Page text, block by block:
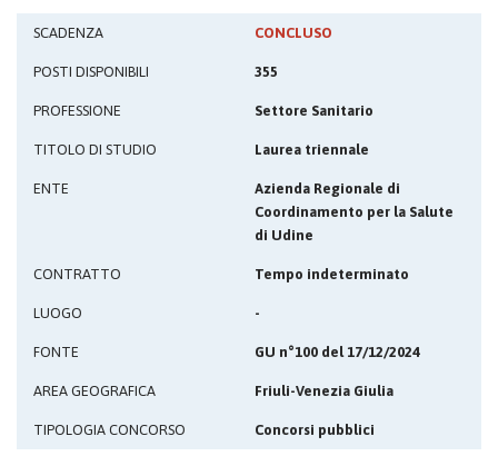
SCADENZA CONCLUSO
POSTI DISPONIBILI 355
PROFESSIONE Settore Sanitario
TITOLO DI STUDIO Laurea triennale
ENTE
Azienda Regionale di
Coordinamento per la Salute
di Udine
CONTRATTO Tempo indeterminato
LUOGO -
FONTE GU n°100 del 17/12/2024
AREA GEOGRAFICA Friuli-Venezia Giulia
TIPOLOGIA CONCORSO Concorsi pubblici